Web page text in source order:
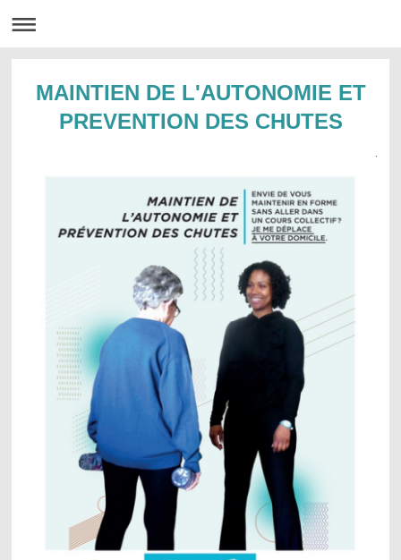
MAINTIEN DE L'AUTONOMIE ET
PREVENTION DES CHUTES